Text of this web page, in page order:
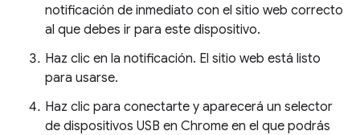
notificación de inmediato con el sitio web correcto
al que debes ir para este dispositivo.
Haz clic en la notificación. El sitio web está listo
para usarse.
Haz clic para conectarte y aparecerá un selector
de dispositivos USB en Chrome en el que podrás